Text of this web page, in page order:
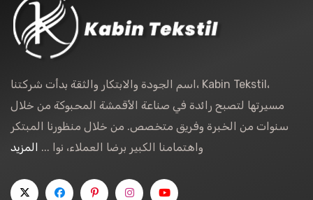
اسم الجودة والابتكار والثقة بدأت شركتنا، Kabin Tekstil،
مسيرتها لتصبح رائدة في صناعة الأقمشة المحبوكة من خلال
سنوات من الخبرة وفريق متخصص. من خلال منظورنا المبتكر
واهتمامنا الكبير برضا العملاء، نوا ... المزيد